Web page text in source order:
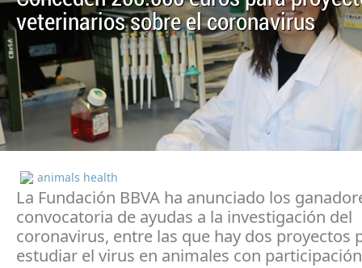
veterinarios sobre el coronavirus
animals health
La Fundación BBVA ha anunciado los
convocatoria de ayudas a la investigación del
coronavirus, entre las que hay dos proyectos
estudiar el virus en animales con